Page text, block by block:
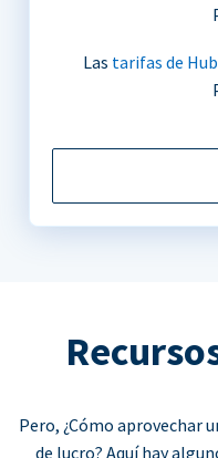
Las tarifas de
Pero, ¿Cómo aprovechar
de lucro? Aquí hay